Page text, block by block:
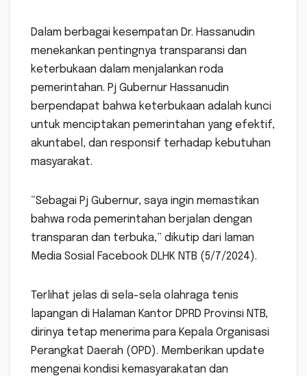
Dalam berbagai kesempatan Dr. Hassanudin
menekankan pentingnya transparansi dan
keterbukaan dalam menjalankan roda
pemerintahan. Pj Gubernur Hassanudin
berpendapat bahwa keterbukaan adalah kunci
untuk menciptakan pemerintahan yang efektif,
akuntabel, dan responsif terhadap kebutuhan
masyarakat.
“Sebagai Pj Gubernur, saya ingin memastikan
bahwa roda pemerintahan berjalan dengan
transparan dan terbuka,” dikutip dari laman
Media Sosial Facebook DLHK NTB (5/7/2024).
Terlihat jelas di sela-sela olahraga tenis
lapangan di Halaman Kantor DPRD Provinsi NTB,
dirinya tetap menerima para Kepala Organisasi
Perangkat Daerah (OPD). Memberikan update
mengenai kondisi kemasyarakatan dan